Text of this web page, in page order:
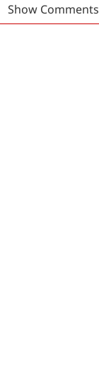
Show Comments